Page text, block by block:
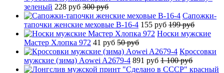
зеленый 228 руб 300 руб
Сапожки-
тапочки женские меховые B-16-4 155 руб 199 руб
Носки мужские
Мастер Хлопка 972 41 руб 50 руб
Кроссовки
мужские (зима) Aowei A2679-4 891 руб 1 100 руб